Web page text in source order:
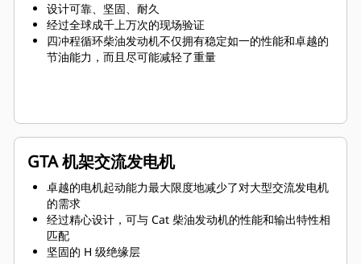
设计可靠、坚固、耐久
经过全球成千上万次的现场验证
四冲程循环柴油发动机不仅拥有稳定如一的性能和卓越的
节油能力，而且尽可能减轻了重量
GTA 机架交流发电机
卓越的电机起动能力最大限度地减少了对大型交流发电机
的需求
经过精心设计，可与 Cat 柴油发动机的性能和输出特性相
匹配
坚固的 H 级绝缘层